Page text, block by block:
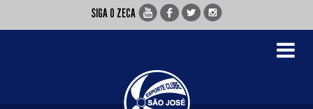
SIGA O ZECA
Toggle